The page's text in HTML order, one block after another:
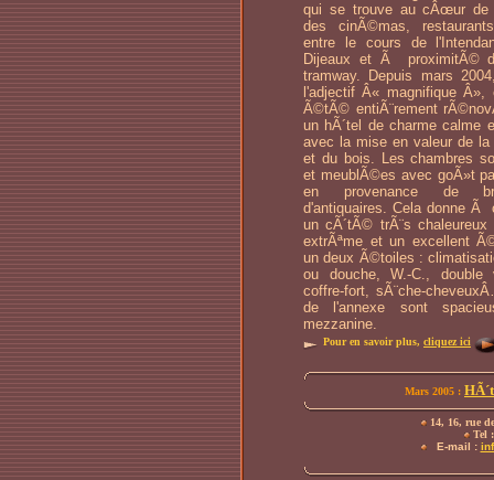
qui se trouve au cÂœur de
des cinÃ©mas,
entre le cours de
Dijeaux et Ã proximitÃ©
tramway. Depuis mars
l'adjectif Â« magnifique
Ã©tÃ© entiÃ¨rement
un hÃ´tel de charme calme
avec la mise en valeur de la
et du bois. Les chambres
et meublÃ©es avec goÃ»t
en provenance de
d'antiquaires. Cela donne Ã
un cÃ´tÃ© trÃ¨s
extrÃªme et un excellent
un deux Ã©toiles :
ou douche, W.-C., double
coffre-fort, sÃ¨che-
de l'annexe sont
mezzanine.
Pour en savoir plus, cliquez ici
Mars 2005 :
14, 16, rue
Tel :
E-mail :